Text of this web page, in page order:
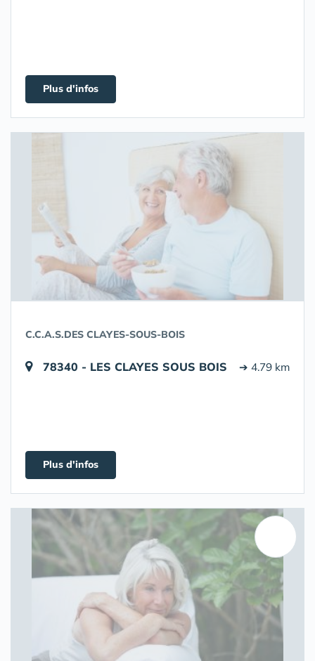
Plus d'infos
C.C.A.S.DES CLAYES-SOUS-BOIS
78340 - LES CLAYES SOUS BOIS ➔ 4.79 km
Plus d'infos